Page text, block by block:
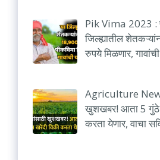
Pik Vima 2023 :
जिल्ह्यातील
रुपये मिळणार, गावांची
Agriculture
खुशखबर! आता 5 गुंठे
करता येणार, वाचा